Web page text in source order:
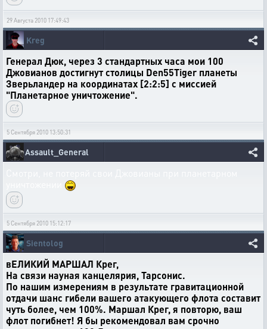
29 Августа 2010 17:49:43
Kreg
Генерал Дюк, через 3 стандартных часа мои 100
Джовианов достигнут столицы Den55Tiger планеты
Зверьландер на координатах [2:2:5] c миссией
"Планетарное уничтожение".
5 Сентября 2010 13:50:31
Assault_General
5 Сентября 2010 15:12:17
Sientolog
вЕЛИКИЙ МАРШАЛ Крег,
На связи науная канцелярия, Тарсонис.
По нашим измерениям в результате гравитационной
отдачи шанс гибели вашего атакующего флота составит
чуть более, чем 100%. Маршал Крег, я повторю, ваш
флот погибнет! Я бы рекомендовал вам срочно